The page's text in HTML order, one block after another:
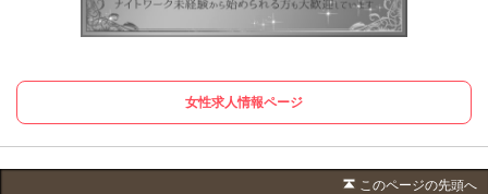
女性求人情報ページ
このページの先頭へ